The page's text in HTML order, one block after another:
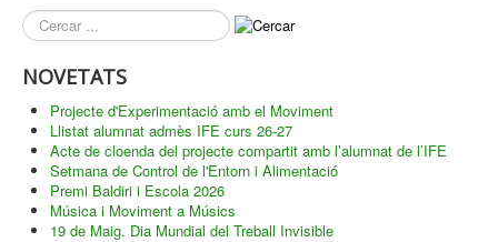
què
busques?
NOVETATS
Projecte d'Experimentació amb el Moviment
Llistat alumnat admès IFE curs 26-27
Acte de cloenda del projecte compartit amb l’alumnat de l’IFE
Setmana de Control de l'Entorn i Alimentació
Premi Baldiri i Escola 2026
Música i Moviment a Músics
19 de Maig. Dia Mundial del Treball Invisible